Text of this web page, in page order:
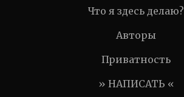
Что я здесь делаю?
Авторы
Приватность
» НАПИСАТЬ «